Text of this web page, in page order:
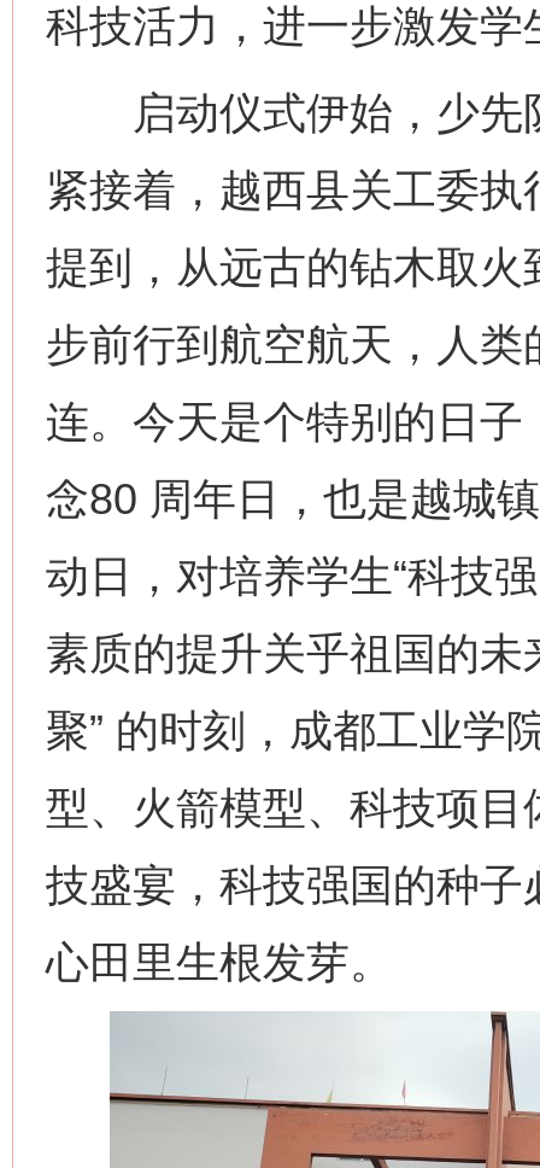
科技活力，进一步激发学
启动仪式伊始，少先
紧接着，越西县关工委
提到，从远古的钻木取
步前行到航空航天，人
连。今天是个特别的日
念80 周年日，也是越城
动日，对培养学生“科技
素质的提升关乎祖国的
聚” 的时刻，成都工业学
型、火箭模型、科技项
技盛宴，科技强国的种
心田里生根发芽。